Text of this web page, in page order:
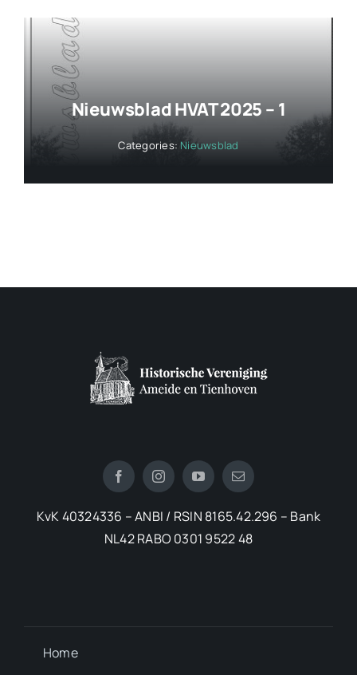
Nieuwsblad HVAT 2025 – 1
Categories:Nieuwsblad
KvK 40324336 – ANBI / RSIN 8165.42.296 – Bank
NL42 RABO 0301 9522 48
Home